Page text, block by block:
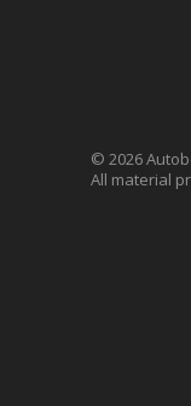
© 2026
All material